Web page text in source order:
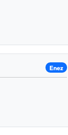
Enez